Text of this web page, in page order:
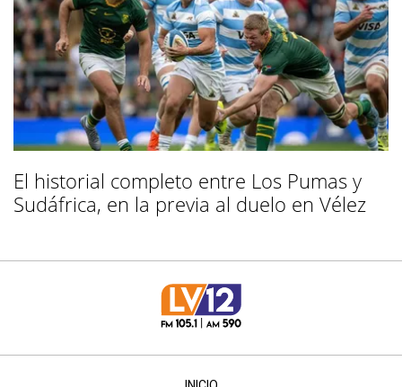
El historial completo entre Los Pumas y
Sudáfrica, en la previa al duelo en Vélez